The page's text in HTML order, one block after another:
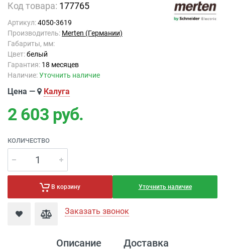
Код товара: 177765
Артикул:4050-3619
Производитель: Merten (Германии)
Габариты, мм:
Цвет:белый
Гарантия: 18 месяцев
Наличие:Уточнить наличие
Цена — Калуга
2 603 руб.
КОЛИЧЕСТВО
В корзину Уточнить наличие
Заказать звонок
Описание Доставка